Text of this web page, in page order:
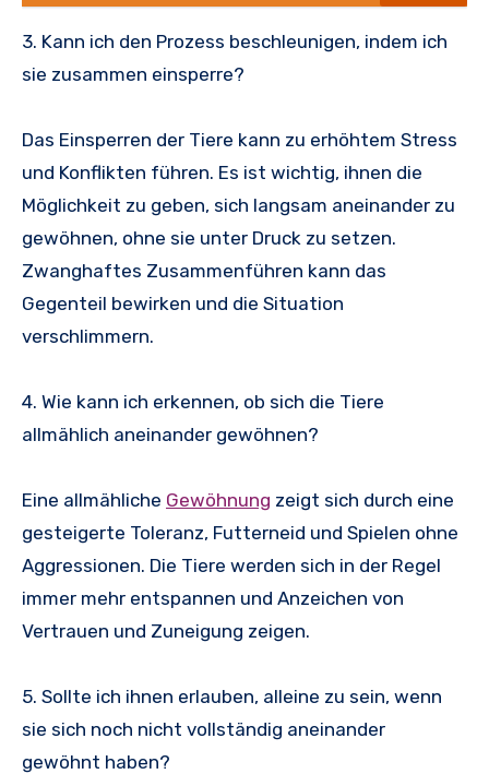
3. Kann ich den Prozess beschleunigen, indem ich
sie zusammen einsperre?
Das Einsperren der Tiere kann zu erhöhtem Stress
und Konflikten führen. Es ist wichtig, ihnen die
Möglichkeit zu geben, sich langsam aneinander zu
gewöhnen, ohne sie unter Druck zu setzen.
Zwanghaftes Zusammenführen kann das
Gegenteil bewirken und die Situation
verschlimmern.
4. Wie kann ich erkennen, ob sich die Tiere
allmählich aneinander gewöhnen?
Eine allmähliche Gewöhnung zeigt sich durch eine
gesteigerte Toleranz, Futterneid und Spielen ohne
Aggressionen. Die Tiere werden sich in der Regel
immer mehr entspannen und Anzeichen von
Vertrauen und Zuneigung zeigen.
5. Sollte ich ihnen erlauben, alleine zu sein, wenn
sie sich noch nicht vollständig aneinander
gewöhnt haben?